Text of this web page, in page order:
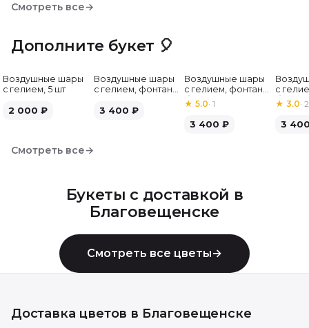
Смотреть все→
Дополните букет 🎈
Воздушные шары
с гелием, 5 шт
2 000 ₽
Воздушные шары
с гелием, фонтан,
шт
3 400 ₽
Воздушные шары
с гелием, фонтан,
бело-розовые, 7
шт
★5.0·1
3 400 ₽
с
бело-
★ 3.0· 2
3
Смотреть все→
Букеты с доставкой в
Благовещенске
Смотреть все цветы→
Доставка цветов в Благовещенске